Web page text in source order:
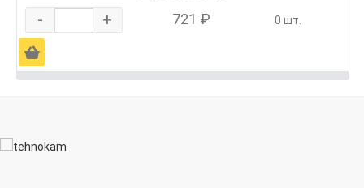
- + 721 ₽ 0 шт.
Ä